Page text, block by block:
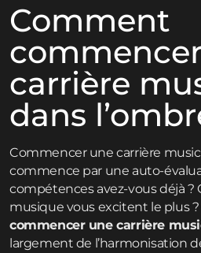
Comment
carrière
dans
Commencer une carrière
commence par une auto-
compétences avez-vous déjà ?
musique vous excitent le plus ?
commencer une carrière
largement de l’harmonisation